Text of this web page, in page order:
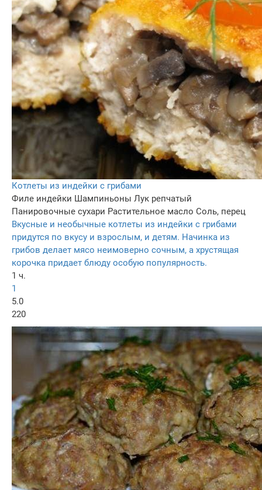
Котлеты из индейки с грибами
Филе индейки Шампиньоны Лук репчатый
Панировочные сухари Растительное масло Соль, перец
Вкусные и необычные котлеты из индейки с грибами
придутся по вкусу и взрослым, и детям. Начинка из
грибов делает мясо неимоверно сочным, а хрустящая
корочка придает блюду особую популярность.
1 ч.
1
5.0
220